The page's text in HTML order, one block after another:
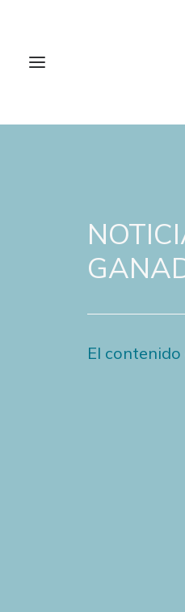
El